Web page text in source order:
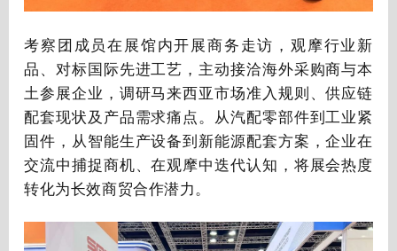
考察团成员在展馆内开展商务走访，观摩行业新
品、对标国际先进工艺，主动接洽海外采购商与本
土参展企业，调研马来西亚市场准入规则、供应链
配套现状及产品需求痛点。从汽配零部件到工业紧
固件，从智能生产设备到新能源配套方案，企业在
交流中捕捉商机、在观摩中迭代认知，将展会热度
转化为长效商贸合作潜力。